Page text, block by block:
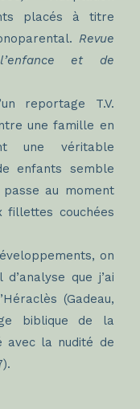
placés à titre
Revue
et de
reportage T.V.
une famille en
une véritable
enfants semble
au moment
fillettes couchées
on
que j’ai
(Gadeau,
biblique de la
avec la nudité de